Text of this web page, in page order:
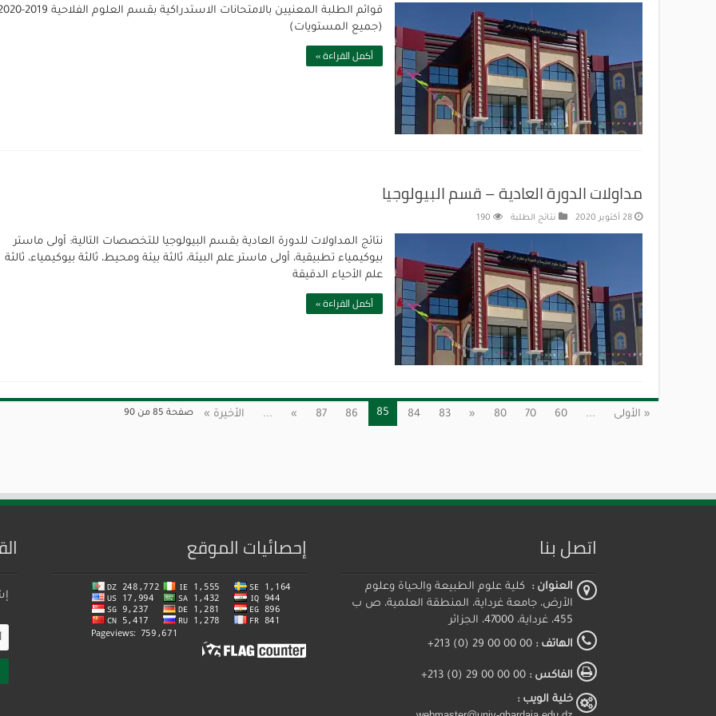
قوائم الطلبة المعنيين بالامتحانات الاستدراكية بقسم العلوم
(جميع المستويات)
أكمل القراءة »
مداولات الدورة العادية – قسم البيولوجيا
28 أكتوبر 2020 نتائج الطلبة 190
نتائج المداولات للدورة العادية بقسم البيولوجيا للتخصصات التالية: أولى ماستر
بيوكيمياء تطبيقية، أولى ماستر علم البيئة، ثالثة بيئة ومحيط، ثالثة بيوكيمياء، ثالثة
علم الأحياء الدقيقة
أكمل القراءة »
صفحة 85 من 90 « الأولى ...
60
70
80
«
83
84
85
86
87
»
... الأخيرة »
اتصل بنا
العنوان : كلية علوم الطبيعة والحياة وعلوم
الأرض، جامعة غرداية، المنطقة العلمية، ص ب
455، غرداية، 47000، الجزائر
الهاتف : 00 00 00 29 (0) 213+
الفاكس : 00 00 00 29 (0) 213+
خلية الويب :
إحصائيات الموقع